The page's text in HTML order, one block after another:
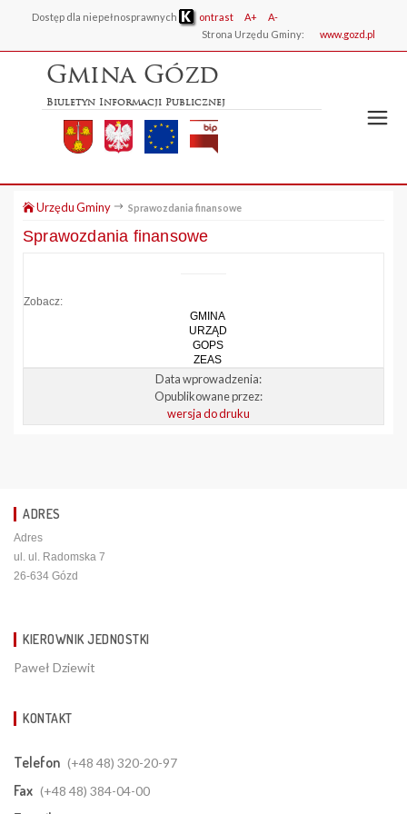
Dostęp dla niepełnosprawnych ontrast A+
A-
Strona Urzędu Gminy:
www.gozd.pl
Gmina Gózd
Biuletyn Informacji Publicznej
Urzędu Gminy Sprawozdania finansowe
Sprawozdania finansowe
Zobacz:
GMINA
URZĄD
GOPS
ZEAS
Data wprowadzenia:
Opublikowane przez:
wersja do druku
ADRES
Adres
ul. ul. Radomska 7
26-634 Gózd
KIEROWNIK JEDNOSTKI
Paweł Dziewit
KONTAKT
Telefon (+48 48) 320-20-97
Fax (+48 48) 384-04-00